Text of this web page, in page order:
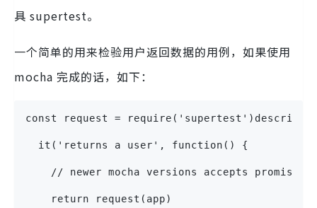
具 supertest。
一个简单的用来检验用户返回数据的用例，如果使用
mocha 完成的话，如下：
const request =
  it('returns a user', function() {
// newer mocha versions accepts promises
    return request(app)